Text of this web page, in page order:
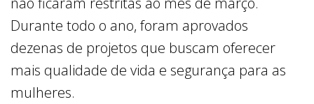
Durante todo o ano, foram aprovados
dezenas de projetos que buscam oferecer
mais qualidade de vida e segurança para as
mulheres.